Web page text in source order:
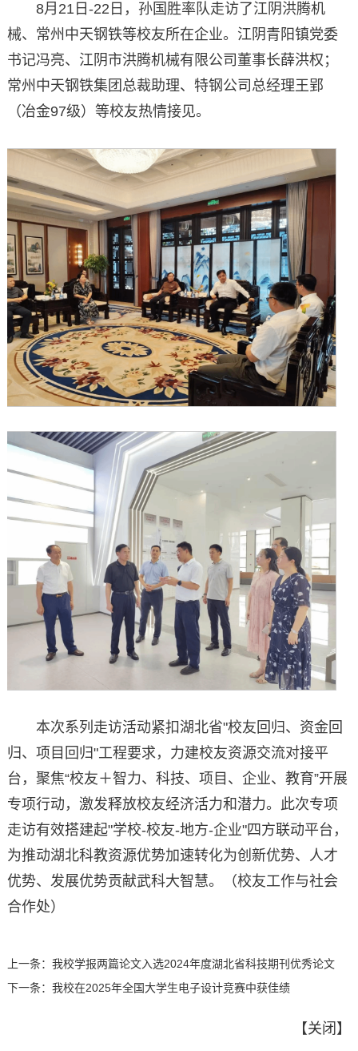
8月21日-22日，孙国胜率队走访了江阴洪腾机
械、常州中天钢铁等校友所在企业。江阴青阳镇党委
书记冯亮、江阴市洪腾机械有限公司董事长薛洪权；
常州中天钢铁集团总裁助理、特钢公司总经理王郢
（冶金97级）等校友热情接见。
本次系列走访活动紧扣湖北省"校友回归、资金回
归、项目回归"工程要求，力建校友资源交流对接平
台，聚焦“校友＋智力、科技、项目、企业、教育”开展
专项行动，激发释放校友经济活力和潜力。此次专项
走访有效搭建起"学校-校友-地方-企业"四方联动平台，
为推动湖北科教资源优势加速转化为创新优势、人才
优势、发展优势贡献武科大智慧。（校友工作与社会
合作处）
上一条： 我校学报两篇论文入选2024年度湖北省科技期刊优秀论文
下一条： 我校在2025年全国大学生电子设计竞赛中获佳绩
【关闭 】